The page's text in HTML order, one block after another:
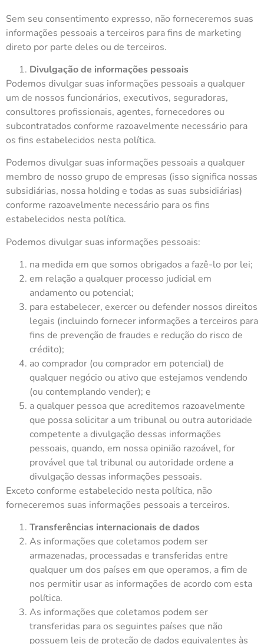
Sem seu consentimento expresso, não forneceremos suas
informações pessoais a terceiros para fins de marketing
direto por parte deles ou de terceiros.
Divulgação de informações pessoais
Podemos divulgar suas informações pessoais a qualquer
um de nossos funcionários, executivos, seguradoras,
consultores profissionais, agentes, fornecedores ou
subcontratados conforme razoavelmente necessário para
os fins estabelecidos nesta política.
Podemos divulgar suas informações pessoais a qualquer
membro de nosso grupo de empresas (isso significa nossas
subsidiárias, nossa holding e todas as suas subsidiárias)
conforme razoavelmente necessário para os fins
estabelecidos nesta política.
Podemos divulgar suas informações pessoais:
na medida em que somos obrigados a fazê-lo por lei;
em relação a qualquer processo judicial em
andamento ou potencial;
para estabelecer, exercer ou defender nossos direitos
legais (incluindo fornecer informações a terceiros para
fins de prevenção de fraudes e redução do risco de
crédito);
ao comprador (ou comprador em potencial) de
qualquer negócio ou ativo que estejamos vendendo
(ou contemplando vender); e
a qualquer pessoa que acreditemos razoavelmente
que possa solicitar a um tribunal ou outra autoridade
competente a divulgação dessas informações
pessoais, quando, em nossa opinião razoável, for
provável que tal tribunal ou autoridade ordene a
divulgação dessas informações pessoais.
Exceto conforme estabelecido nesta política, não
forneceremos suas informações pessoais a terceiros.
Transferências internacionais de dados
As informações que coletamos podem ser
armazenadas, processadas e transferidas entre
qualquer um dos países em que operamos, a fim de
nos permitir usar as informações de acordo com esta
política.
As informações que coletamos podem ser
transferidas para os seguintes países que não
possuem leis de proteção de dados equivalentes às